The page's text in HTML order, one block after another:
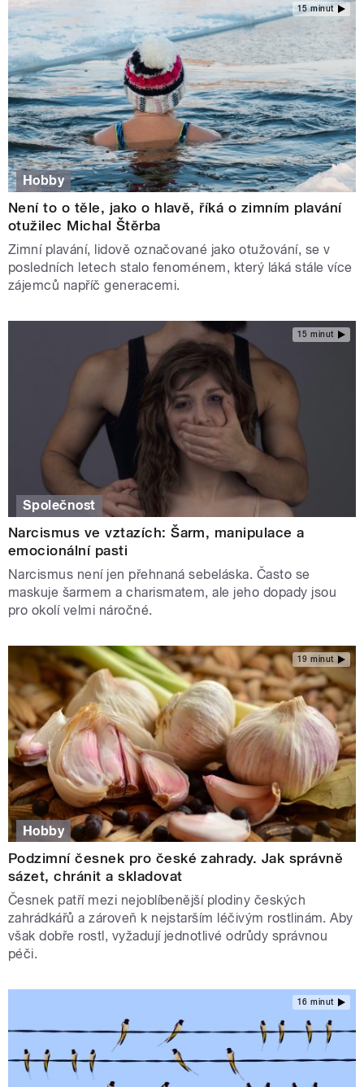
15 minut
Hobby
Není to o těle, jako o hlavě, říká o zimním plavání
otužilec Michal Štěrba
Zimní plavání, lidově označované jako otužování, se v
posledních letech stalo fenoménem, který láká stále více
zájemců napříč generacemi.
15 minut
Společnost
Narcismus ve vztazích: Šarm, manipulace a
emocionální pasti
Narcismus není jen přehnaná sebeláska. Často se
maskuje šarmem a charismatem, ale jeho dopady jsou
pro okolí velmi náročné.
19 minut
Hobby
Podzimní česnek pro české zahrady. Jak správně
sázet, chránit a skladovat
Česnek patří mezi nejoblíbenější plodiny českých
zahrádkářů a zároveň k nejstarším léčivým rostlinám. Aby
však dobře rostl, vyžadují jednotlivé odrůdy správnou
péči.
16 minut